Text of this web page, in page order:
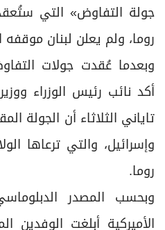
روما، ولم يعلن لبنان
وبعدما عُقدت جولات
أكد نائب رئيس الوزراء
تاياني الثلاثاء أن الجولة
وإسرائيل، والتي ترعاها
روما.
وبحسب المصدر
الأميركية أبلغت الوفدين